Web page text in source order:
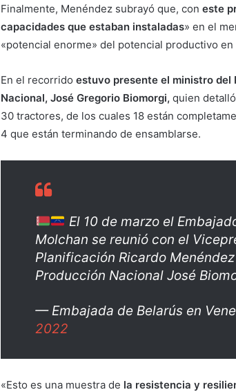
Finalmente, Menéndez subrayó que, coneste
capacidades que estaban instaladas» en el
«potencial enorme» del potencial productivo en
En el recorridoestuvo presente el ministro del
Nacional, José Gregorio Biomorgi,quien
30 tractores, de los cuales 18 están
4 que están terminando de ensamblarse.
El 10 de marzo el
Molchan se reunió con el
Planificación Ricardo
Producción Nacional José
— Embajada de Belarús en
2022
«Esto es una muestra de la resistencia y